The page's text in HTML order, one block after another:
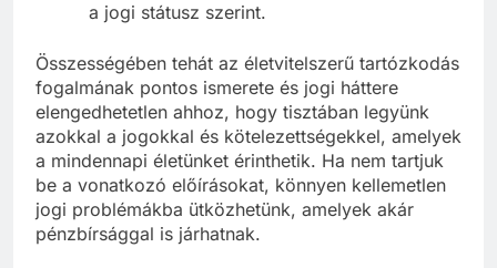
a jogi státusz szerint.
Összességében tehát az életvitelszerű tartózkodás
fogalmának pontos ismerete és jogi háttere
elengedhetetlen ahhoz, hogy tisztában legyünk
azokkal a jogokkal és kötelezettségekkel, amelyek
a mindennapi életünket érinthetik. Ha nem tartjuk
be a vonatkozó előírásokat, könnyen kellemetlen
jogi problémákba ütközhetünk, amelyek akár
pénzbírsággal is járhatnak.